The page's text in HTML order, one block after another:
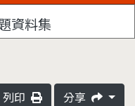
資料集
列印 分享